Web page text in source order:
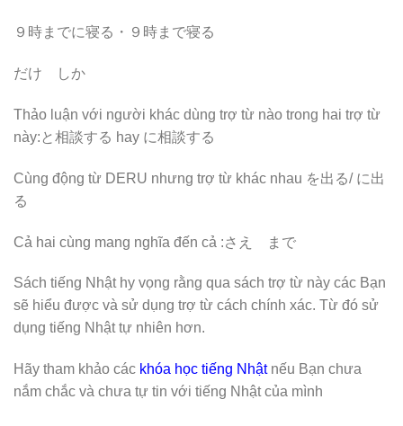
９時までに寝る・９時まで寝る
だけ しか
Thảo luận với người khác dùng trợ từ nào trong hai trợ từ
này:と相談する hay に相談する
Cùng động từ DERU nhưng trợ từ khác nhau を出る/ に出
る
Cả hai cùng mang nghĩa đến cả :さえ まで
Sách tiếng Nhật hy vọng rằng qua sách trợ từ này các Bạn
sẽ hiểu được và sử dụng trợ từ cách chính xác. Từ đó sử
dụng tiếng Nhật tự nhiên hơn.
Hãy tham khảo các khóa học tiếng Nhật nếu Bạn chưa
nắm chắc và chưa tự tin với tiếng Nhật của mình